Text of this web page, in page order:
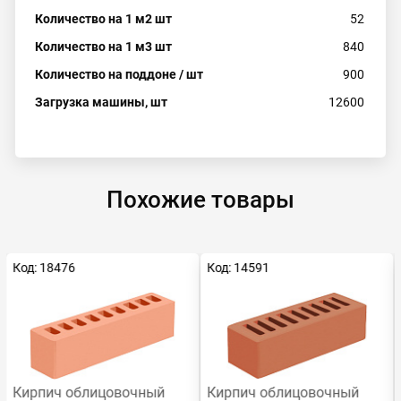
Количество на 1 м2 шт
52
Количество на 1 м3 шт
840
Количество на поддоне / шт
900
Загрузка машины, шт
12600
Похожие товары
Код: 18476
Кирпич облицовочный
Код: 14591
Кирпич облицовочный